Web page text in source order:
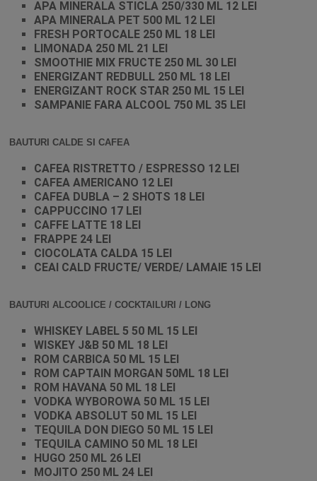
APA MINERALA STICLA 250/330 ML 12 LEI
APA MINERALA PET 500 ML 12 LEI
FRESH PORTOCALE 250 ML 18 LEI
LIMONADA 250 ML 21 LEI
SMOOTHIE MIX FRUCTE 250 ML 30 LEI
ENERGIZANT REDBULL 250 ML 18 LEI
ENERGIZANT ROCK STAR 250 ML 15 LEI
SAMPANIE FARA ALCOOL 750 ML 35 LEI
BAUTURI CALDE SI CAFEA
CAFEA RISTRETTO / ESPRESSO 12 LEI
CAFEA AMERICANO 12 LEI
CAFEA DUBLA – 2 SHOTS 18 LEI
CAPPUCCINO 17 LEI
CAFFE LATTE 18 LEI
FRAPPE 24 LEI
CIOCOLATA CALDA 15 LEI
CEAI CALD FRUCTE/ VERDE/ LAMAIE 15 LEI
BAUTURI ALCOOLICE / COCKTAILURI / LONG
WHISKEY LABEL 5 50 ML 15 LEI
WISKEY J&B 50 ML 18 LEI
ROM CARBICA 50 ML 15 LEI
ROM CAPTAIN MORGAN 50ML 18 LEI
ROM HAVANA 50 ML 18 LEI
VODKA WYBOROWA 50 ML 15 LEI
VODKA ABSOLUT 50 ML 15 LEI
TEQUILA DON DIEGO 50 ML 15 LEI
TEQUILA CAMINO 50 ML 18 LEI
HUGO 250 ML 26 LEI
MOJITO 250 ML 24 LEI